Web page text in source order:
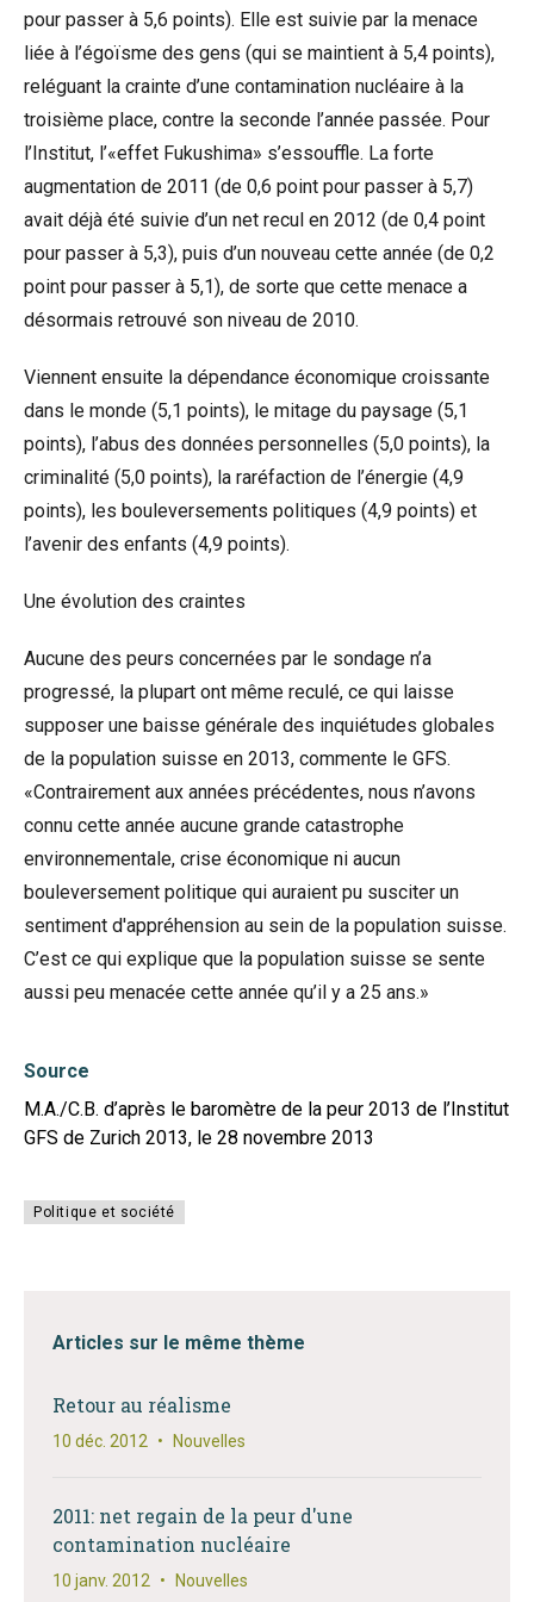
pour passer à 5,6 points). Elle est suivie par la menace
liée à l’égoïsme des gens (qui se maintient à 5,4 points),
reléguant la crainte d’une contamination nucléaire à la
troisième place, contre la seconde l’année passée. Pour
l’Institut, l’«effet Fukushima» s’essouffle. La forte
augmentation de 2011 (de 0,6 point pour passer à 5,7)
avait déjà été suivie d’un net recul en 2012 (de 0,4 point
pour passer à 5,3), puis d’un nouveau cette année (de 0,2
point pour passer à 5,1), de sorte que cette menace a
désormais retrouvé son niveau de 2010.
Viennent ensuite la dépendance économique croissante
dans le monde (5,1 points), le mitage du paysage (5,1
points), l’abus des données personnelles (5,0 points), la
criminalité (5,0 points), la raréfaction de l’énergie (4,9
points), les bouleversements politiques (4,9 points) et
l’avenir des enfants (4,9 points).
Une évolution des craintes
Aucune des peurs concernées par le sondage n’a
progressé, la plupart ont même reculé, ce qui laisse
supposer une baisse générale des inquiétudes globales
de la population suisse en 2013, commente le GFS.
«Contrairement aux années précédentes, nous n’avons
connu cette année aucune grande catastrophe
environnementale, crise économique ni aucun
bouleversement politique qui auraient pu susciter un
sentiment d'appréhension au sein de la population suisse.
C’est ce qui explique que la population suisse se sente
aussi peu menacée cette année qu’il y a 25 ans.»
Source
M.A./C.B. d’après le baromètre de la peur 2013 de l’Institut
GFS de Zurich 2013, le 28 novembre 2013
Politique et société
Articles sur le même thème
Retour au réalisme
10 déc. 2012 • Nouvelles
2011: net regain de la peur d'une
contamination nucléaire
10 janv. 2012 • Nouvelles